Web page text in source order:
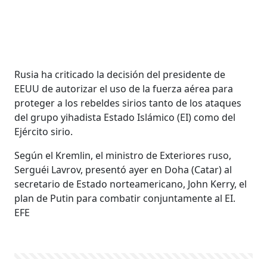
Rusia ha criticado la decisión del presidente de
EEUU de autorizar el uso de la fuerza aérea para
proteger a los rebeldes sirios tanto de los ataques
del grupo yihadista Estado Islámico (EI) como del
Ejército sirio.
Según el Kremlin, el ministro de Exteriores ruso,
Serguéi Lavrov, presentó ayer en Doha (Catar) al
secretario de Estado norteamericano, John Kerry, el
plan de Putin para combatir conjuntamente al EI.
EFE